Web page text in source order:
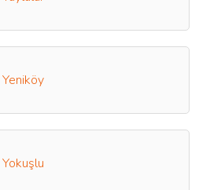
Yeniköy
Yokuşlu